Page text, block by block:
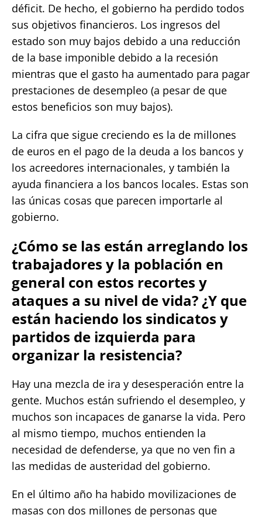
déficit. De hecho, el gobierno ha perdido todos
sus objetivos financieros. Los ingresos del
estado son muy bajos debido a una reducción
de la base imponible debido a la recesión
mientras que el gasto ha aumentado para pagar
prestaciones de desempleo (a pesar de que
estos beneficios son muy bajos).
La cifra que sigue creciendo es la de millones
de euros en el pago de la deuda a los bancos y
los acreedores internacionales, y también la
ayuda financiera a los bancos locales. Estas son
las únicas cosas que parecen importarle al
gobierno.
¿Cómo se las están arreglando los
trabajadores y la población en
general con estos recortes y
ataques a su nivel de vida? ¿Y que
están haciendo los sindicatos y
partidos de izquierda para
organizar la resistencia?
Hay una mezcla de ira y desesperación entre la
gente. Muchos están sufriendo el desempleo, y
muchos son incapaces de ganarse la vida. Pero
al mismo tiempo, muchos entienden la
necesidad de defenderse, ya que no ven fin a
las medidas de austeridad del gobierno.
En el último año ha habido movilizaciones de
masas con dos millones de personas que